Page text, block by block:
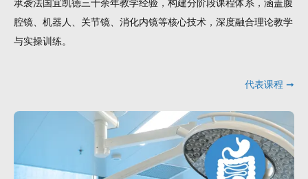
承袭法国宜凯德三十余年教学经验，构建分阶段课程体系，涵盖腹
腔镜、机器人、关节镜、消化内镜等核心技术，深度融合理论教学
与实操训练。
代表课程 ➞